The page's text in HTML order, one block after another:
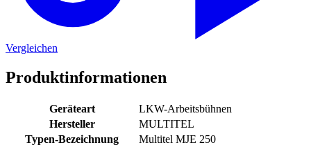
Vergleichen
Produktinformationen
Geräteart
LKW-Arbeitsbühnen
Hersteller
MULTITEL
Typen-Bezeichnung
Multitel MJE 250